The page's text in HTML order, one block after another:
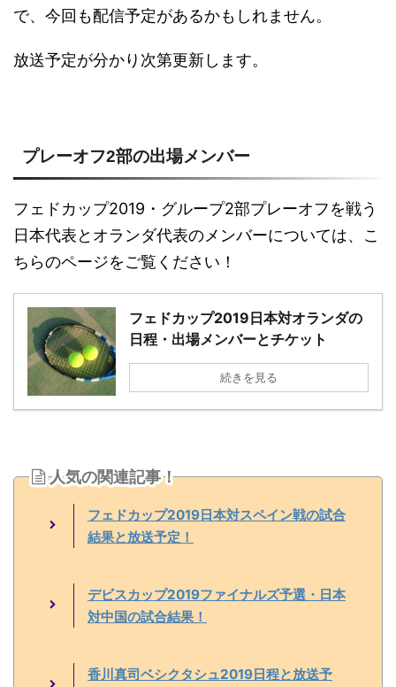
で、今回も配信予定があるかもしれません。
放送予定が分かり次第更新します。
プレーオフ2部の出場メンバー
フェドカップ2019・グループ2部プレーオフを戦う
日本代表とオランダ代表のメンバーについては、こ
ちらのページをご覧ください！
フェドカップ2019日本対オランダの
日程・出場メンバーとチケット
続きを見る
人気の関連記事！
フェドカップ2019日本対スペイン戦の試合
結果と放送予定！
デビスカップ2019ファイナルズ予選・日本
対中国の試合結果！
香川真司ベシクタシュ2019日程と放送予